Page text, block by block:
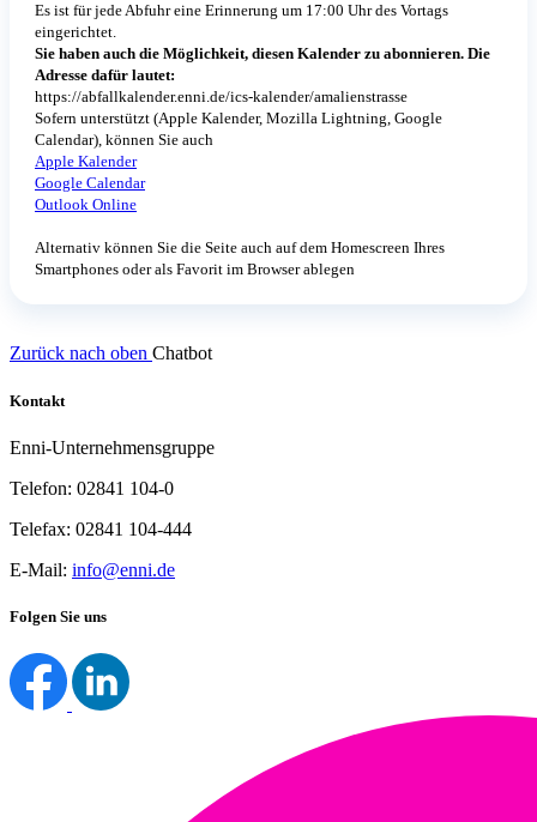
Es ist für jede Abfuhr eine Erinnerung um 17:00 Uhr des Vortags
eingerichtet.
Sie haben auch die Möglichkeit, diesen Kalender zu abonnieren. Die
Adresse dafür lautet:
https://abfallkalender.enni.de/ics-kalender/amalienstrasse
Sofern unterstützt (Apple Kalender, Mozilla Lightning, Google
Calendar), können Sie auch
Apple Kalender
Google Calendar
Outlook Online
Alternativ können Sie die Seite auch auf dem Homescreen Ihres
Smartphones oder als Favorit im Browser ablegen
Zurück nach oben Chatbot
Kontakt
Enni-Unternehmensgruppe
Telefon: 02841 104-0
Telefax: 02841 104-444
E-Mail: info@enni.de
Folgen Sie uns